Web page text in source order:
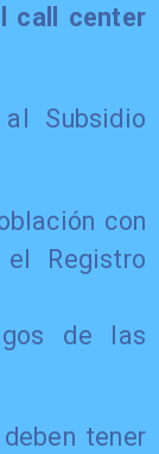
call center
Subsidio
con
el Registro
de las
tener